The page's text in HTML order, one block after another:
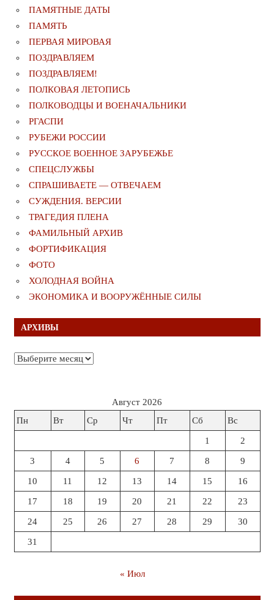
ПАМЯТНЫЕ ДАТЫ
ПАМЯТЬ
ПЕРВАЯ МИРОВАЯ
ПОЗДРАВЛЯЕМ
ПОЗДРАВЛЯЕМ!
ПОЛКОВАЯ ЛЕТОПИСЬ
ПОЛКОВОДЦЫ И ВОЕНАЧАЛЬНИКИ
РГАСПИ
РУБЕЖИ РОССИИ
РУССКОЕ ВОЕННОЕ ЗАРУБЕЖЬЕ
СПЕЦСЛУЖБЫ
СПРАШИВАЕТЕ — ОТВЕЧАЕМ
СУЖДЕНИЯ. ВЕРСИИ
ТРАГЕДИЯ ПЛЕНА
ФАМИЛЬНЫЙ АРХИВ
ФОРТИФИКАЦИЯ
ФОТО
ХОЛОДНАЯ ВОЙНА
ЭКОНОМИКА И ВООРУЖЁННЫЕ СИЛЫ
АРХИВЫ
Архивы
Август 2026
Пн
Вт Ср Чт Пт Сб Вс
1 2
3 4 5 6 7 8 9
10 11 12 13 14 15 16
17 18 19 20 21 22 23
24 25 26 27 28 29 30
31
« Июл